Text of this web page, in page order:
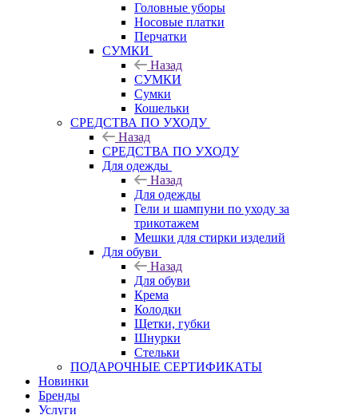
Головные уборы
Носовые платки
Перчатки
СУМКИ
Назад
СУМКИ
Сумки
Кошельки
CРЕДСТВА ПО УХОДУ
Назад
CРЕДСТВА ПО УХОДУ
Для одежды
Назад
Для одежды
Гели и шампуни по уходу за
трикотажем
Мешки для стирки изделий
Для обуви
Назад
Для обуви
Крема
Колодки
Щетки, губки
Шнурки
Стельки
ПОДАРОЧНЫЕ СЕРТИФИКАТЫ
Новинки
Бренды
Услуги